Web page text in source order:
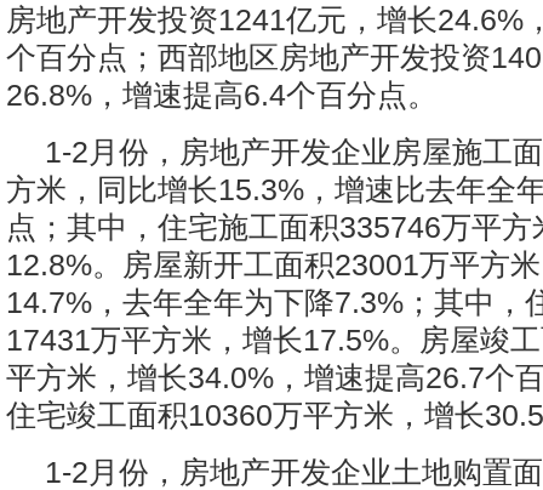
房地产开发投资1241亿元，增长24.6%
个百分点；西部地区房地产开发投资
26.8%，增速提高6.4个百分点。
1-2月份，房地产开发企业房屋施工
方米，同比增长15.3%，增速比去年全
点；其中，住宅施工面积335746万平方
12.8%。房屋新开工面积23001万平方
14.7%，去年全年为下降7.3%；其中，
17431万平方米，增长17.5%。房屋竣
平方米，增长34.0%，增速提高26.7个
住宅竣工面积10360万平方米，增长
1-2月份，房地产开发企业土地购置